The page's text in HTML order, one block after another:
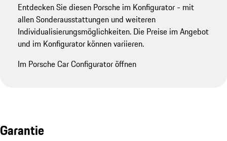
Entdecken Sie diesen Porsche im Konfigurator - mit
allen Sonderausstattungen und weiteren
Individualisierungsmöglichkeiten. Die Preise im Angebot
und im Konfigurator können variieren.
Im Porsche Car Configurator öffnen
Garantie